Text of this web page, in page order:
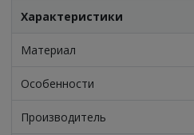
Характеристики
Материал
Особенности
Производитель